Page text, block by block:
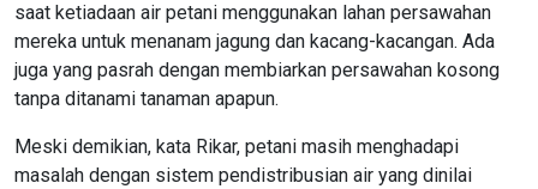
saat ketiadaan air petani menggunakan lahan persawahan
mereka untuk menanam jagung dan kacang-kacangan. Ada
juga yang pasrah dengan membiarkan persawahan kosong
tanpa ditanami tanaman apapun.
Meski demikian, kata Rikar, petani masih menghadapi
masalah dengan sistem pendistribusian air yang dinilai